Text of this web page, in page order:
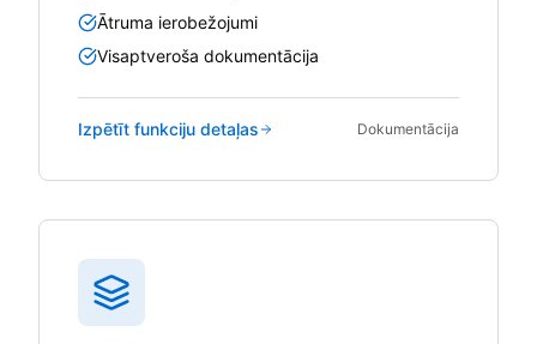
Ātruma ierobežojumi
Visaptveroša dokumentācija
Izpētīt funkciju detaļas Dokumentācija